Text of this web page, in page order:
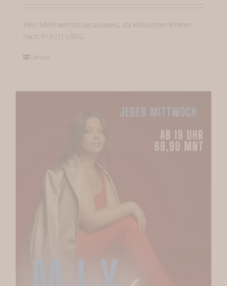
Kein Mehrwertsteuerausweis, da Kleinunternehmer
nach §19 (1) UStG.
Details